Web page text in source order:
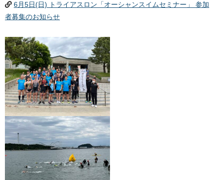
6月5日(日) トライアスロン「オーシャンスイムセミナー」 参加
者募集のお知らせ